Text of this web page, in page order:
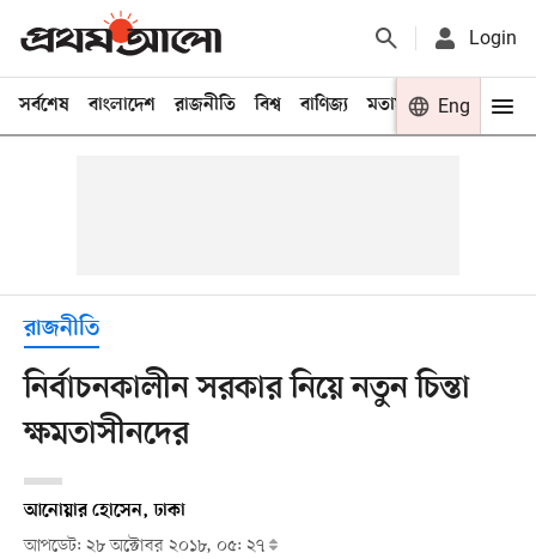
Login
সর্বশেষ বাংলাদেশ রাজনীতি বিশ্ব বাণিজ্য মতামত খেলা
Eng
রাজনীতি
নির্বাচনকালীন সরকার নিয়ে নতুন চিন্তা
ক্ষমতাসীনদের
আনোয়ার হোসেন, ঢাকা
আপডেট: ২৮ অক্টোবর ২০১৮, ০৫: ২৭